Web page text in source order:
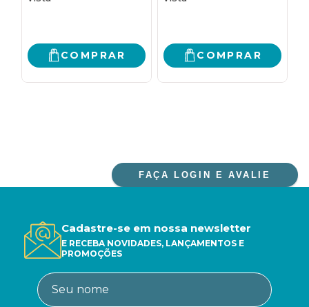
COMPRAR COMPRAR
FAÇA LOGIN E AVALIE
Cadastre-se em nossa newsletter
E RECEBA NOVIDADES, LANÇAMENTOS E
PROMOÇÕES